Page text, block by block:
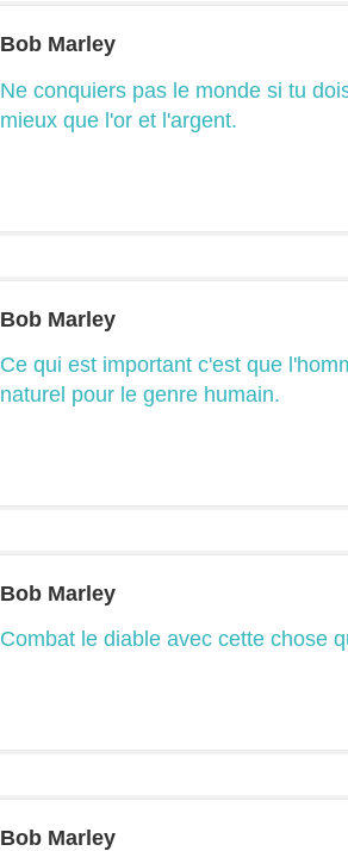
Bob Marley
Ne conquiers pas le monde si tu
mieux que l'or et l'argent.
Bob Marley
Ce qui est important c'est que
naturel pour le genre humain.
Bob Marley
Combat le diable avec cette chose
Bob Marley